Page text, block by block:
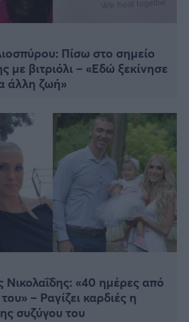
Πίσω στο σημείο
με βιτριόλι – «Εδώ ξεκίνησε
άλλη ζωή»
Νικολαΐδης: «40 ημέρες από
– Ραγίζει καρδιές η
συζύγου του